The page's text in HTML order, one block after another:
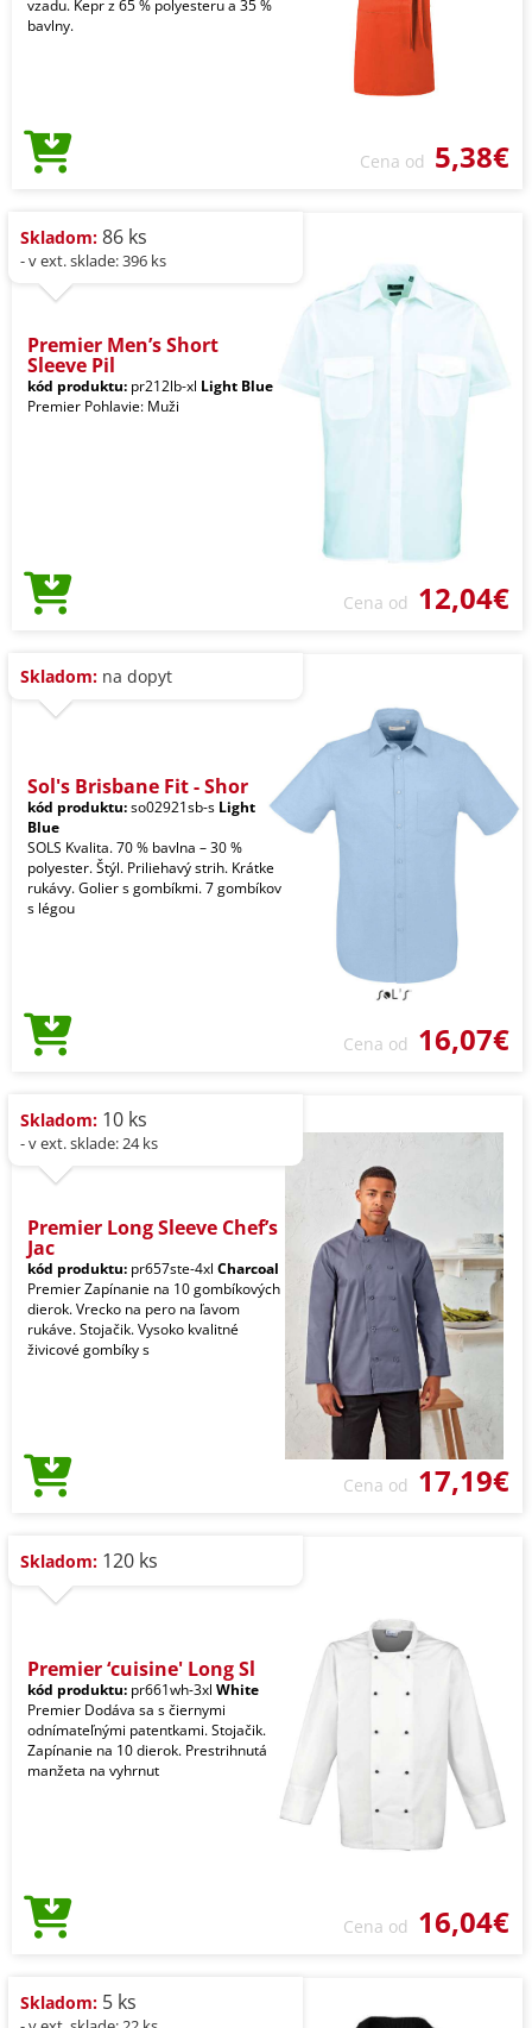
vzadu. Kepr z 65 % polyesteru a 35 %
bavlny.
Cena od 5,38€
Skladom: 86 ks
- v ext. sklade: 396 ks
Premier Men’s Short
Sleeve Pil
kód produktu: pr212lb-xl Light Blue
Premier Pohlavie: Muži
Cena od 12,04€
Skladom: na dopyt
Sol's Brisbane Fit - Shor
kód produktu:so02921sb-s Light
Blue
SOLS Kvalita. 70 % bavlna – 30 %
polyester. Štýl. Priliehavý strih. Krátke
rukávy. Golier s gombíkmi. 7 gombíkov
s légou
Cena od 16,07€
Skladom: 10 ks
- v ext. sklade: 24 ks
Premier Long Sleeve Chef’s
Jac
kód produktu: pr657ste-4xl Charcoal
Premier Zapínanie na 10 gombíkových
dierok. Vrecko na pero na ľavom
rukáve. Stojačik. Vysoko kvalitné
živicové gombíky s
Cena od 17,19€
Skladom: 120 ks
Premier ‘cuisine' Long Sl
kód produktu: pr661wh-3xl White
Premier Dodáva sa s čiernymi
odnímateľnými patentkami. Stojačik.
Zapínanie na 10 dierok. Prestrihnutá
manžeta na vyhrnut
Cena od 16,04€
Skladom: 5 ks